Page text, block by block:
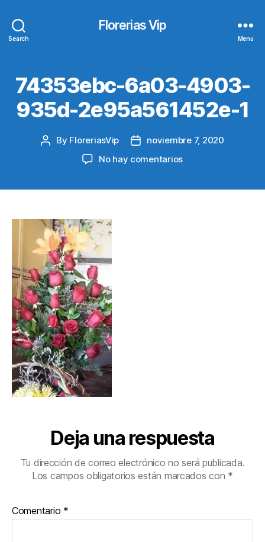
Search
Florerias Vip
Menu
74353ebc-6a03-4903-
935d-2e95a561452e-1
Post
By FloreriasVip
Postnoviembre 7, 2020
No hay comentariosen
Deja una respuesta
Tu dirección de correo electrónico no será publicada.
Los campos obligatorios están marcados con *
Comentario *